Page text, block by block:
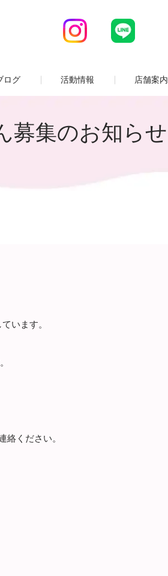
ログ 活動情報 店舗案内
募集のお知らせ
います。
ください。